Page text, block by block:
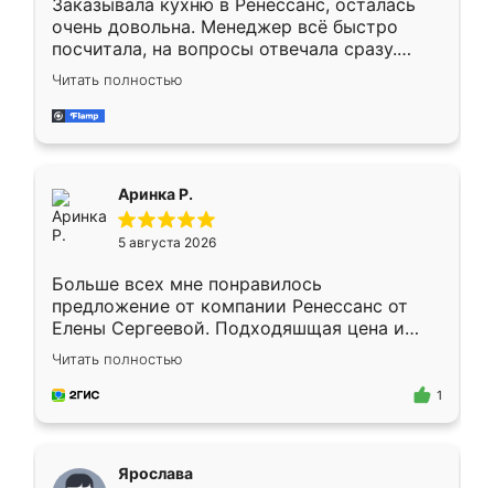
Заказывала кухню в Ренессанс, осталась
очень довольна. Менеджер всё быстро
посчитала, на вопросы отвечала сразу.
Замерщик приехал в субботу, подошёл к
делу со всей ответственностью. Собрали
за день, ребята работали аккуратно, даже
Читать полностью
Аринка Р.
5 августа 2026
Больше всех мне понравилось
предложение от компании Ренессанс от
Елены Сергеевой. Подходяшщая цена и
короткие сроки изготовления. Приехавший
для замера сотрудник Владислав
предложил по моему эскизу самый
Читать полностью
1
Ярослава